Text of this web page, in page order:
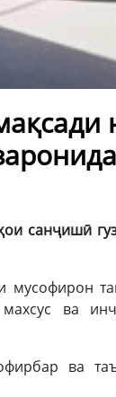
ои санҷишӣ
ва
ва